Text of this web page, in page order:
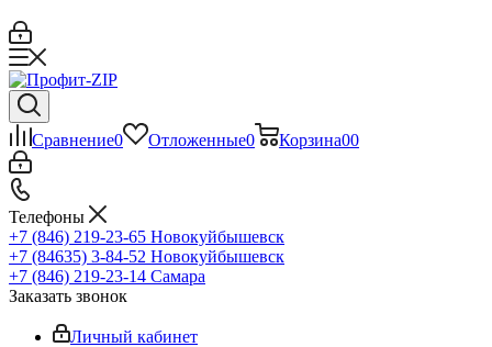
Сравнение0 Отложенные0 Корзина00
Телефоны
+7 (846) 219-23-65 Новокуйбышевск
+7 (84635) 3-84-52 Новокуйбышевск
+7 (846) 219-23-14 Самара
Заказать звонок
Личный кабинет